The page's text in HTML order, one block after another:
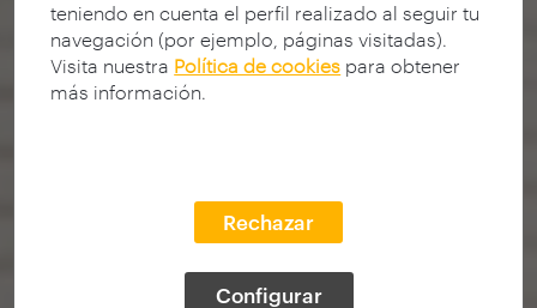
teniendo en cuenta el perfil realizado al seguir tu
navegación (por ejemplo, páginas visitadas).
Visita nuestra Política de cookies para obtener
más información.
Rechazar
Configurar